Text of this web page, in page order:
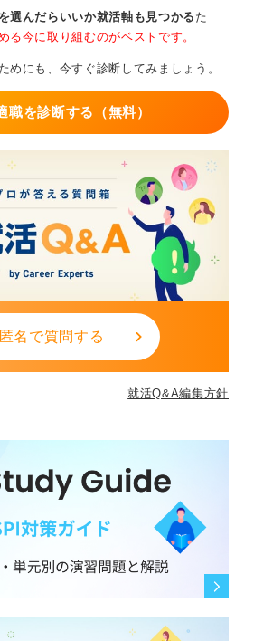
選んだらいいか就活軸も見つかる た
る今に取り組むのがベストです。
めにも、今すぐ診断してみましょう。
職を診断する（無料）
匿名で質問する
就活Q&A編集方針